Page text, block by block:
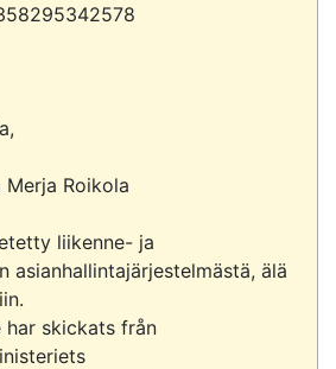
Roikola
liikenne- ja
asianhallintajärjestelmästä, älä
har skickats från